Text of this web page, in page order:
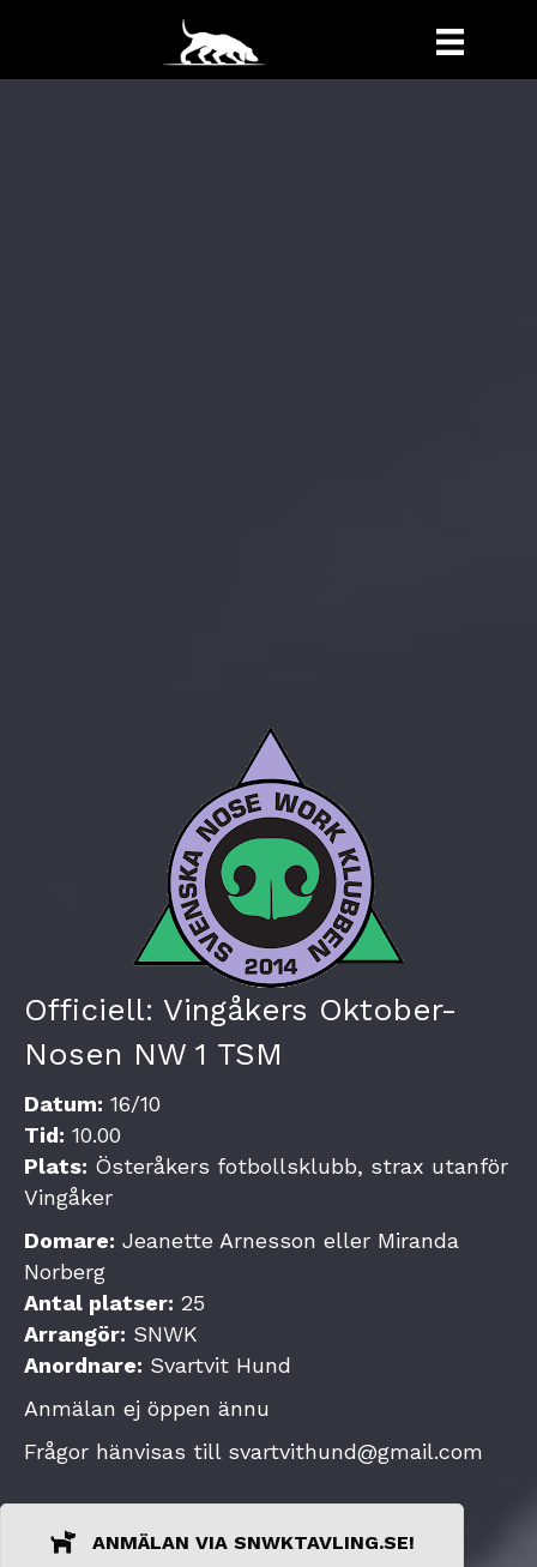
Officiell: Vingåkers Oktober-
Nosen NW 1 TSM
Datum: 16/10
Tid: 10.00
Plats: Österåkers fotbollsklubb, strax utanför
Vingåker
Domare: Jeanette Arnesson eller Miranda
Norberg
Antal platser: 25
Arrangör: SNWK
Anordnare: Svartvit Hund
Anmälan ej öppen ännu
Frågor hänvisas till svartvithund@gmail.com
ANMÄLAN VIA SNWKTAVLING.SE!